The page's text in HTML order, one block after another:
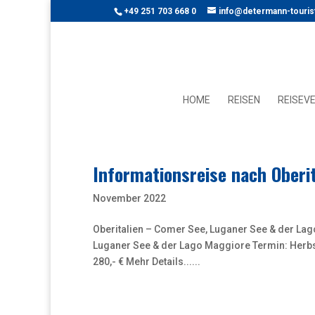
+49 251 703 668 0 info@determann-
HOME REISEN
Informationsreise nach
November 2022
Oberitalien – Comer See, Luganer See & der
Luganer See & der Lago Maggiore Termin:
280,- € Mehr Details......